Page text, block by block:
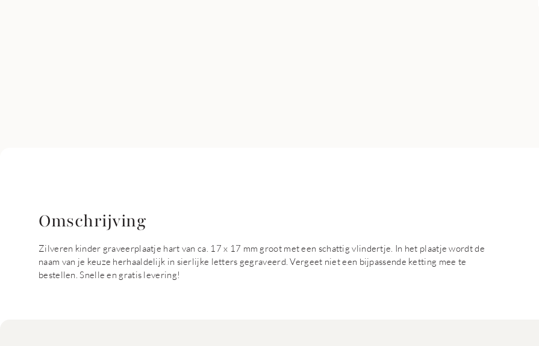
Omschrijving
Zilveren kinder graveerplaatje hart van ca. 17 x 17 mm groot met een schattig vlindertje. In het plaatje wordt de
naam van je keuze herhaaldelijk in sierlijke letters gegraveerd. Vergeet niet een bijpassende ketting mee te
bestellen. Snelle en gratis levering!